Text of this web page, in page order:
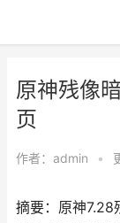
原神残像
页
作者： admin •
摘要：原神7.28